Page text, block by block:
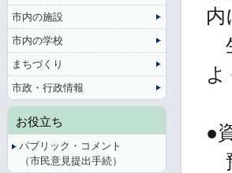
内
●
市内の施設
市内の学校
まちづくり
市政・行政情報
お役立ち
パブリック・コメント
（市民意見提出手続）